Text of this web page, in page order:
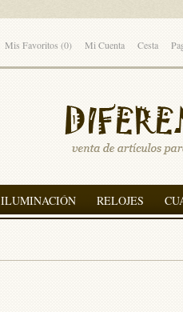
Mis Favoritos (0) Mi Cuenta Cesta
ILUMINACIÓN RELOJES